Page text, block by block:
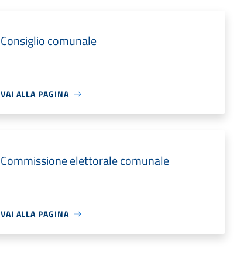
Consiglio comunale
VAI ALLA PAGINA
Commissione elettorale comunale
VAI ALLA PAGINA